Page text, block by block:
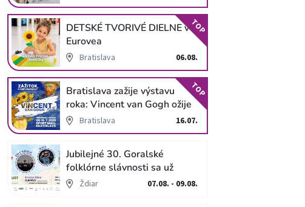
DETSKÉ TVORIVÉ DIELNE v
Eurovea
Bratislava 06.08.
TOP
Bratislava zažije výstavu
roka: Vincent van Gogh ožije
v unikátnej imerzívnej šou!
Bratislava 16.07.
TOP
Jubilejné 30. Goralské
folklórne slávnosti sa už
blížiaŽdiar 07.08. - 09.08.